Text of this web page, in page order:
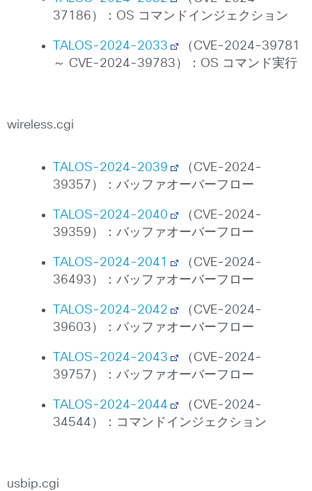
37186）：OS コマンドインジェクション
TALOS-2024-2033
（CVE-2024-39781
～ CVE-2024-39783）：OS コマンド実行
wireless.cgi
TALOS-2024-2039
（CVE-2024-
39357）：バッファオーバーフロー
TALOS-2024-2040
（CVE-2024-
39359）：バッファオーバーフロー
TALOS-2024-2041
（CVE-2024-
36493）：バッファオーバーフロー
TALOS-2024-2042
（CVE-2024-
39603）：バッファオーバーフロー
TALOS-2024-2043
（CVE-2024-
39757）：バッファオーバーフロー
TALOS-2024-2044
（CVE-2024-
34544）：コマンドインジェクション
usbip.cgi